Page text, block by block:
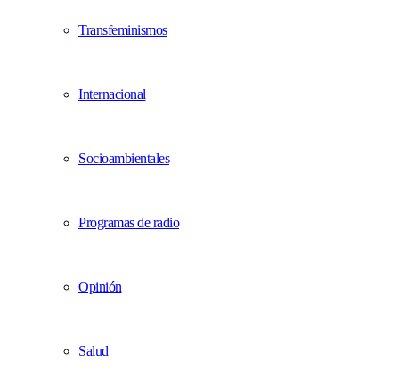
Transfeminismos
Internacional
Socioambientales
Programas de radio
Opinión
Salud